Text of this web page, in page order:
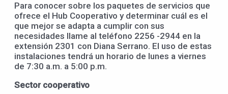
Para conocer sobre los paquetes de servicios que
ofrece el Hub Cooperativo y determinar cuál es el
que mejor se adapta a cumplir con sus
necesidades llame al teléfono 2256 -2944 en la
extensión 2301 con Diana Serrano. El uso de estas
instalaciones tendrá un horario de lunes a viernes
de 7:30 a.m. a 5:00 p.m.
Sector cooperativo